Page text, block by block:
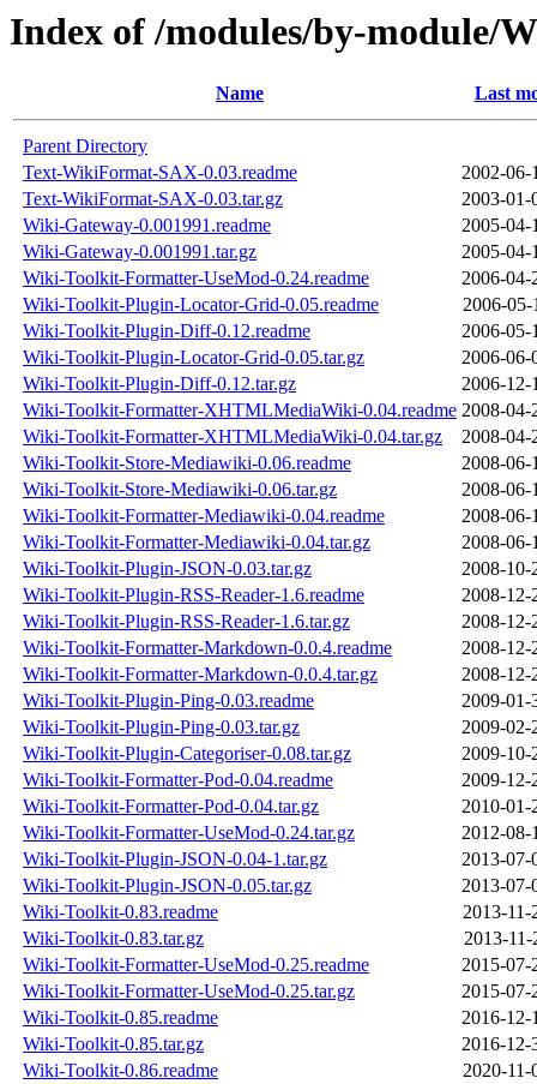
Index of /modules/by-module/
Name Last
Parent Directory
Text-WikiFormat-SAX-0.03.readme
2002-06-
Text-WikiFormat-SAX-0.03.tar.gz
2003-01-
Wiki-Gateway-0.001991.readme
2005-04-
Wiki-Gateway-0.001991.tar.gz
2005-04-
Wiki-Toolkit-Formatter-UseMod-0.24.readme
2006-04-
Wiki-Toolkit-Plugin-Locator-Grid-0.05.readme
2006-05-
Wiki-Toolkit-Plugin-Diff-0.12.readme
2006-05-
Wiki-Toolkit-Plugin-Locator-Grid-0.05.tar.gz
2006-06-
Wiki-Toolkit-Plugin-Diff-0.12.tar.gz
2006-12-
Wiki-Toolkit-Formatter-XHTMLMediaWiki-0.04.readme 2008-04-
Wiki-Toolkit-Formatter-XHTMLMediaWiki-0.04.tar.gz
2008-04-
Wiki-Toolkit-Store-Mediawiki-0.06.readme
2008-06-
Wiki-Toolkit-Store-Mediawiki-0.06.tar.gz
2008-06-
Wiki-Toolkit-Formatter-Mediawiki-0.04.readme
2008-06-
Wiki-Toolkit-Formatter-Mediawiki-0.04.tar.gz
2008-06-
Wiki-Toolkit-Plugin-JSON-0.03.tar.gz
2008-10-
Wiki-Toolkit-Plugin-RSS-Reader-1.6.readme
2008-12-
Wiki-Toolkit-Plugin-RSS-Reader-1.6.tar.gz
2008-12-
Wiki-Toolkit-Formatter-Markdown-0.0.4.readme
2008-12-
Wiki-Toolkit-Formatter-Markdown-0.0.4.tar.gz
2008-12-
Wiki-Toolkit-Plugin-Ping-0.03.readme
2009-01-
Wiki-Toolkit-Plugin-Ping-0.03.tar.gz
2009-02-
Wiki-Toolkit-Plugin-Categoriser-0.08.tar.gz
2009-10-
Wiki-Toolkit-Formatter-Pod-0.04.readme
2009-12-
Wiki-Toolkit-Formatter-Pod-0.04.tar.gz
2010-01-
Wiki-Toolkit-Formatter-UseMod-0.24.tar.gz
2012-08-
Wiki-Toolkit-Plugin-JSON-0.04-1.tar.gz
2013-07-
Wiki-Toolkit-Plugin-JSON-0.05.tar.gz
2013-07-
Wiki-Toolkit-0.83.readme
2013-11-
Wiki-Toolkit-0.83.tar.gz
2013-11-
Wiki-Toolkit-Formatter-UseMod-0.25.readme
2015-07-
Wiki-Toolkit-Formatter-UseMod-0.25.tar.gz
2015-07-
Wiki-Toolkit-0.85.readme
2016-12-
Wiki-Toolkit-0.85.tar.gz
2016-12-
Wiki-Toolkit-0.86.readme
2020-11-